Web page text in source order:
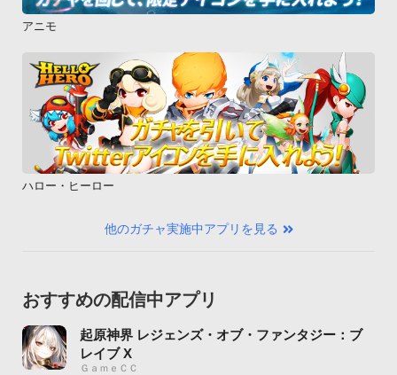
アニモ
ハロー・ヒーロー
他のガチャ実施中アプリを見る
おすすめの配信中アプリ
起原神界 レジェンズ・オブ・ファンタジー：ブ
レイブ X
ＧａｍｅＣＣ